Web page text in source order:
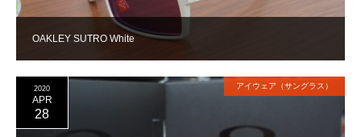
OAKLEY SUTRO White
2020
APR
28
アイウェア（サングラス）